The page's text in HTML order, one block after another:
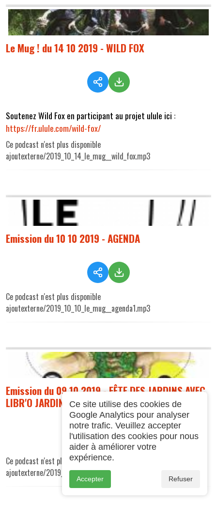
Le Mug ! du 14 10 2019 - WILD FOX
Soutenez Wild Fox en participant au projet ulule ici :
https://fr.ulule.com/wild-fox/
Ce podcast n'est plus disponible
ajoutexterne/2019_10_14_le_mug__wild_fox.mp3
Emission du 10 10 2019 - AGENDA
Ce podcast n'est plus disponible
ajoutexterne/2019_10_10_le_mug__agenda1.mp3
Emission du 09 10 2019 - FÊTE DES JARDINS AVEC
LIBR'O JARDIN
Ce podcast n'est plus disponible
ajoutexterne/2019_10_09_le_mug__libro_jardi.mp3
Ce site utilise des cookies de
Google Analytics pour analyser
notre trafic. Veuillez accepter
l'utilisation des cookies pour nous
aider à améliorer votre
expérience.
Accepter Refuser